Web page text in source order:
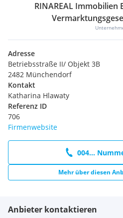
RINAREAL Immobilien
Adresse
Betriebsstraße II/ Objekt 3B
2482 Münchendorf
Kontakt
Katharina Hlawaty
Referenz ID
706
Firmenwebsite
004...
Mehr über diesen
Anbieter kontaktieren